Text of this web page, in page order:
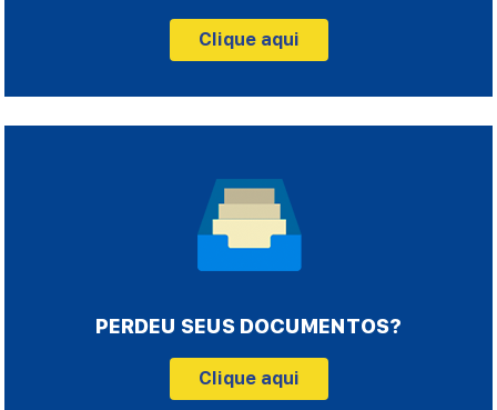
Clique aqui
PERDEU SEUS DOCUMENTOS?
Clique aqui